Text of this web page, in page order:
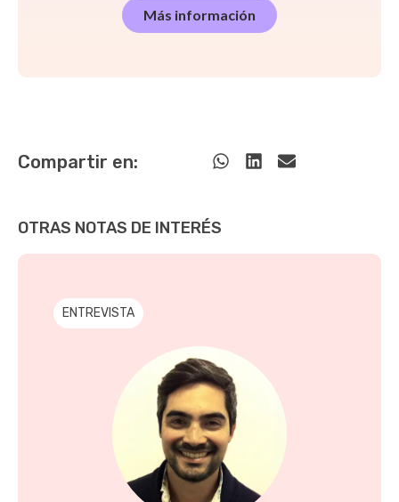
Más información
Compartir en:
OTRAS NOTAS DE INTERÉS
ENTREVISTA